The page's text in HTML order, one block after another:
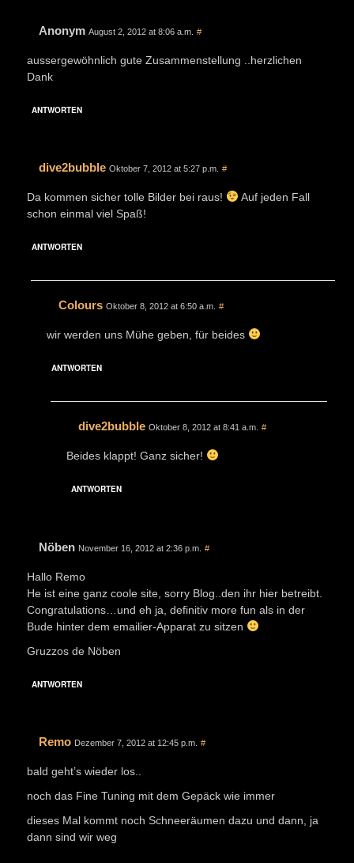
Anonym August 2, 2012 at 8:06 a.m. #
aussergewöhnlich gute Zusammenstellung ..herzlichen
Dank
ANTWORTEN
dive2bubble Oktober 7, 2012 at 5:27 p.m. #
Da kommen sicher tolle Bilder bei raus!
Auf jeden Fall
schon einmal viel Spaß!
ANTWORTEN
Colours Oktober 8, 2012 at 6:50 a.m. #
wir werden uns Mühe geben, für beides
ANTWORTEN
dive2bubble Oktober 8, 2012 at 8:41 a.m. #
Beides klappt! Ganz sicher!
ANTWORTEN
Nöben November 16, 2012 at 2:36 p.m. #
Hallo Remo
He ist eine ganz coole site, sorry Blog..den ihr hier betreibt.
Congratulations…und eh ja, definitiv more fun als in der
Bude hinter dem emailier-Apparat zu sitzen
Gruzzos de Nöben
ANTWORTEN
Remo Dezember 7, 2012 at 12:45 p.m. #
bald geht’s wieder los..
noch das Fine Tuning mit dem Gepäck wie immer
dieses Mal kommt noch Schneeräumen dazu und dann, ja
dann sind wir weg